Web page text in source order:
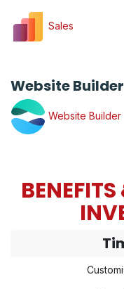
Sales
Website Builder
Website Builder